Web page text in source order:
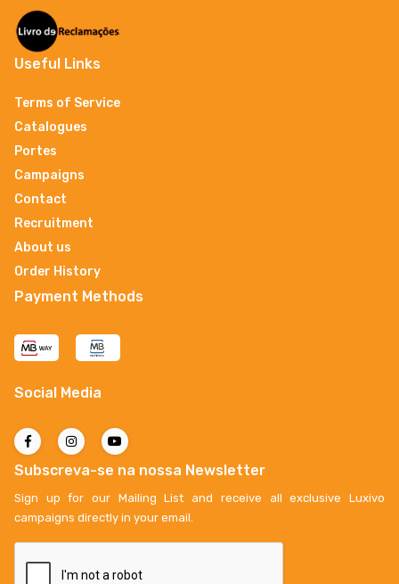
Useful Links
Terms of Service
Catalogues
Portes
Campaigns
Contact
Recruitment
About us
Order History
Payment Methods
Social Media
Subscreva-se na nossa Newsletter
Sign up for our Mailing List and receive all exclusive Luxivo
campaigns directly in your email.